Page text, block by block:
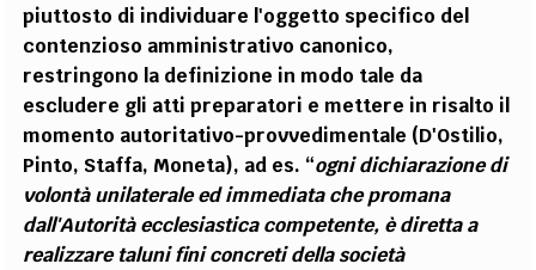
piuttosto di individuare l'oggetto specifico del
contenzioso amministrativo canonico,
restringono la definizione in modo tale da
escludere gli atti preparatori e mettere in risalto il
momento autoritativo-provvedimentale (D'Ostilio,
Pinto, Staffa, Moneta), ad es. “ogni dichiarazione di
volontà unilaterale ed immediata che promana
dall'Autorità ecclesiastica competente, è diretta a
realizzare taluni fini concreti della società